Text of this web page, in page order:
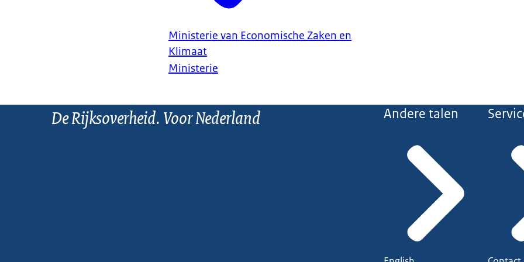
Ministerie van Economische Zaken en
Klimaat
Ministerie
De Rijksoverheid. Voor Nederland Andere talen